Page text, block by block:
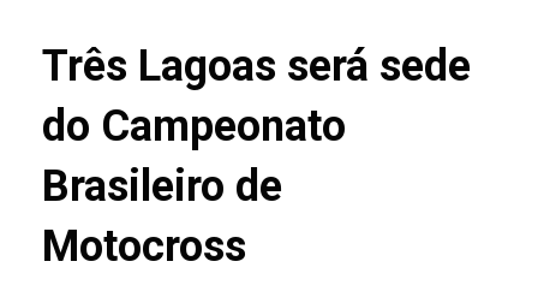
Três Lagoas será sede
do Campeonato
Brasileiro de
Motocross